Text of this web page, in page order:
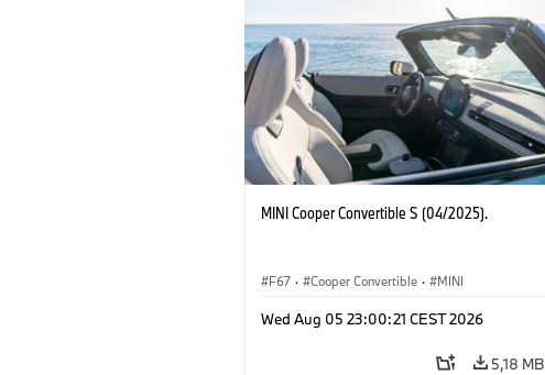
MINI Cooper Convertible S (04/2025).
F67 · Cooper Convertible · MINI
Wed Aug 05 23:00:21 CEST 2026
5,18 MB